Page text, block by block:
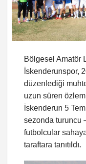
Bölgesel Amatör
İskenderunspor,
düzenlediği
uzun süren
İskenderun 5
sezonda turuncu
futbolcular
taraftara tanıtıldı.